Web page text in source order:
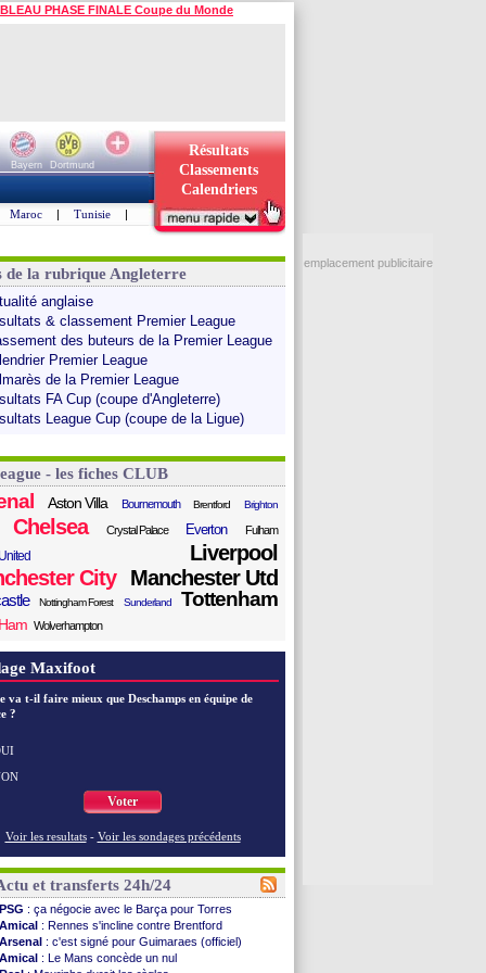
PHASE FINALE Coupe du Monde
Bayern
Dortmund
Résultats
Classements
Calendriers
Maroc | Tunisie |
de la rubrique Angleterre
anglaise
& classement Premier League
des buteurs de la Premier League
Premier League
de la Premier League
FA Cup (coupe d'Angleterre)
League Cup (coupe de la Ligue)
- les fiches CLUB
Aston Villa Bournemouth Brentford Brighton
Chelsea Crystal Palace Everton Fulham
Liverpool
City
Manchester Utd
Nottingham Forest Sunderland Tottenham
Wolverhampton
Maxifoot
va t-il faire mieux que Deschamps en équipe de
?
Voter
Voir les resultats - Voir les sondages précédents
et transferts 24h/24
PSG : ça négocie avec le Barça pour Torres
Amical : Rennes s'incline contre Brentford
Arsenal : c'est signé pour Guimaraes (officiel)
Amical : Le Mans concède un nul
emplacement publicitaire